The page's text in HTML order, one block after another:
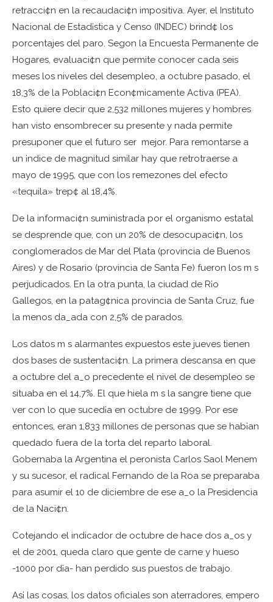
retracci¢n en la recaudaci¢n impositiva. Ayer, el Instituto
Nacional de Estad¡stica y Censo (INDEC) brind¢ los
porcentajes del paro. Segon la Encuesta Permanente de
Hogares, evaluaci¢n que permite conocer cada seis
meses los niveles del desempleo, a octubre pasado, el
18,3% de la Poblaci¢n Econ¢micamente Activa (PEA).
Esto quiere decir que 2,532 millones mujeres y hombres
han visto ensombrecer su presente y nada permite
presuponer que el futuro ser mejor. Para remontarse a
un ¡ndice de magnitud similar hay que retrotraerse a
mayo de 1995, que con los remezones del efecto
«tequila» trep¢ al 18,4%.
De la informaci¢n suministrada por el organismo estatal
se desprende que, con un 20% de desocupaci¢n, los
conglomerados de Mar del Plata (provincia de Buenos
Aires) y de Rosario (provincia de Santa Fe) fueron los m s
perjudicados. En la otra punta, la ciudad de R¡o
Gallegos, en la patag¢nica provincia de Santa Cruz, fue
la menos da_ada con 2,5% de parados.
Los datos m s alarmantes expuestos este jueves tienen
dos bases de sustentaci¢n. La primera descansa en que
a octubre del a_o precedente el nivel de desempleo se
situaba en el 14,7%. El que hiela m s la sangre tiene que
ver con lo que suced¡a en octubre de 1999. Por ese
entonces, eran 1,833 millones de personas que se hab¡an
quedado fuera de la torta del reparto laboral.
Gobernaba la Argentina el peronista Carlos Saol Menem
y su sucesor, el radical Fernando de la Roa se preparaba
para asumir el 10 de diciembre de ese a_o la Presidencia
de la Naci¢n.
Cotejando el indicador de octubre de hace dos a_os y
el de 2001, queda claro que gente de carne y hueso
-1000 por d¡a- han perdido sus puestos de trabajo.
As¡ las cosas, los datos oficiales son aterradores, empero